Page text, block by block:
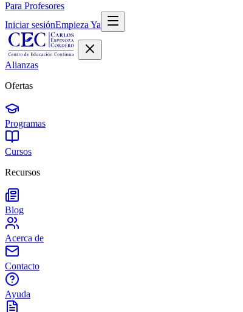
Para Profesores
Iniciar sesiónEmpieza Ya
Alianzas
Ofertas
Programas
Cursos
Recursos
Blog
Acerca de
Contacto
Ayuda